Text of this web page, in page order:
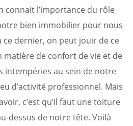
connait l’importance du rôle
bien immobilier pour nous
ce dernier, on peut jouir de ce
matière de confort de vie et de
intempéries au sein de notre
d’activité professionnel. Mais
c’est qu’il faut une toiture
dessus de notre tête. Voilà